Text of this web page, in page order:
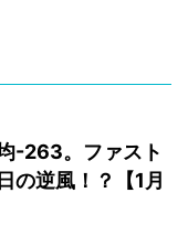
-263。ファスト
の逆風！？【1月